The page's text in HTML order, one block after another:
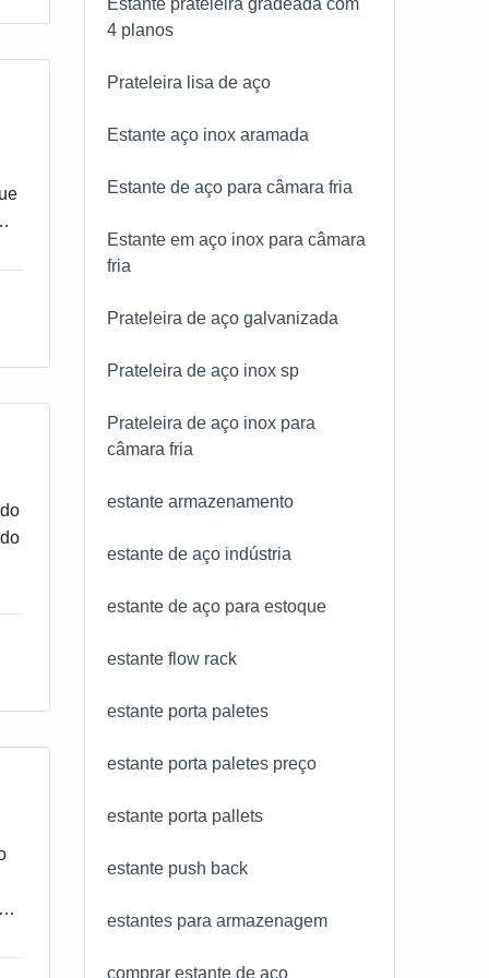
Estante prateleira gradeada com
4 planos
Prateleira lisa de aço
Estante aço inox aramada
Estante de aço para câmara fria
Estante em aço inox para câmara
fria
Prateleira de aço galvanizada
Prateleira de aço inox sp
Prateleira de aço inox para
câmara fria
estante armazenamento
estante de aço indústria
estante de aço para estoque
estante flow rack
estante porta paletes
estante porta paletes preço
estante porta pallets
estante push back
estantes para armazenagem
comprar estante de aço